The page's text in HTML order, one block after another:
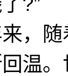
随
温